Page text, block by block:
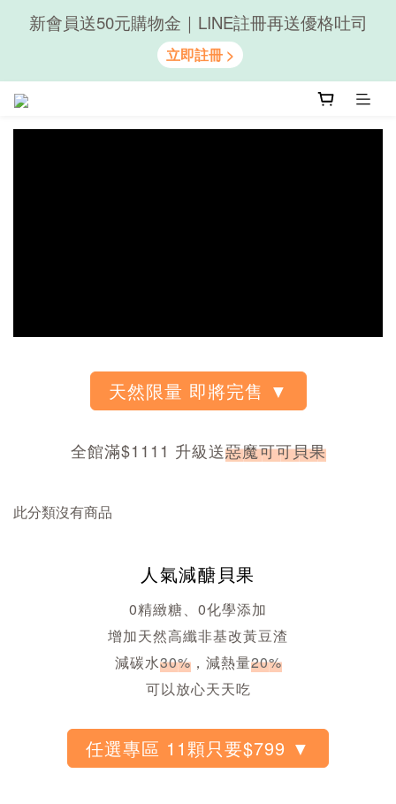
隨心享受｜貝果任選6組$899
新會員送50元購物金｜LINE註冊再送優格吐司
全館滿$1111 升級送惡魔可可貝果
此分類沒有商品
人氣減醣貝果
0精緻糖、0化學添加
增加天然高纖非基改黃豆渣
減碳水30%，減熱量20%
可以放心天天吃